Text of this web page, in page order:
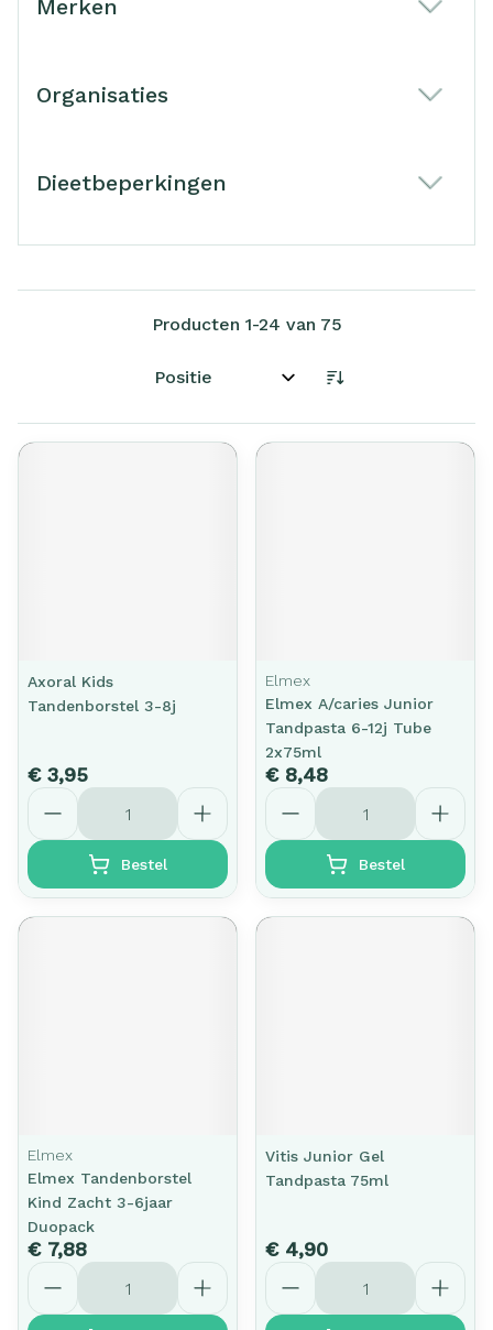
Merken
Organisaties
Dieetbeperkingen
Producten 1-24 van 75
Sorteer op:
Axoral Kids
Tandenborstel 3-8j
€ 3,95
Aantal
Bestel
Elmex
Elmex A/caries Junior
Tandpasta 6-12j Tube
2x75ml
€ 8,48
Aantal
Bestel
Elmex
Elmex Tandenborstel
Kind Zacht 3-6jaar
Duopack
€ 7,88
Aantal
Vitis Junior Gel
Tandpasta 75ml
€ 4,90
Aantal